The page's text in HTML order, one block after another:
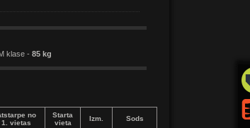
klase - 85 kg
no
1. vietas
Starta
vieta
Izm. Sods